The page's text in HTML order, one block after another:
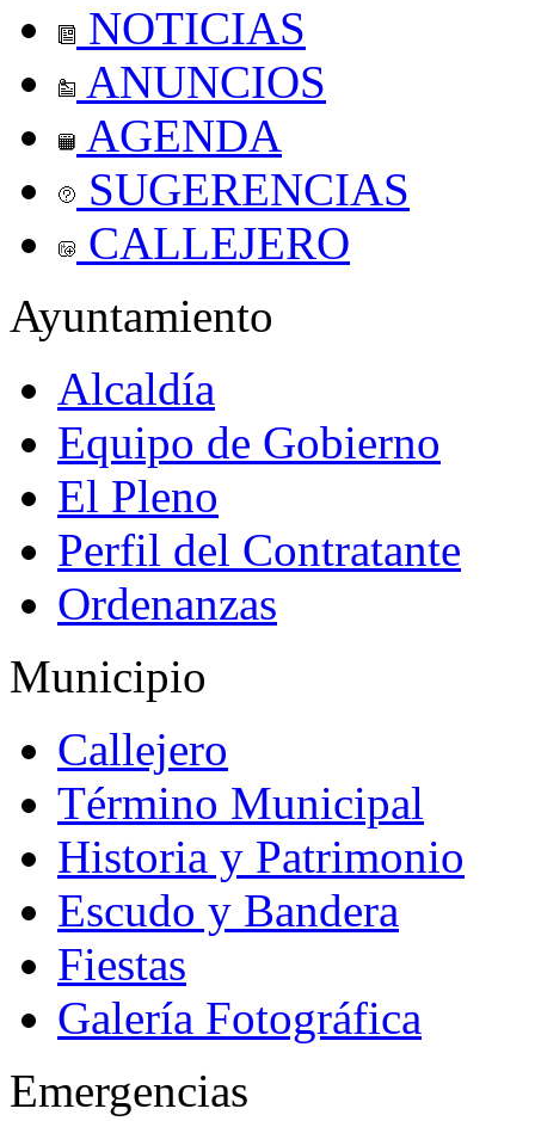
NOTICIAS
ANUNCIOS
AGENDA
SUGERENCIAS
CALLEJERO
Ayuntamiento
Alcaldía
Equipo de Gobierno
El Pleno
Perfil del Contratante
Ordenanzas
Municipio
Callejero
Término Municipal
Historia y Patrimonio
Escudo y Bandera
Fiestas
Galería Fotográfica
Emergencias